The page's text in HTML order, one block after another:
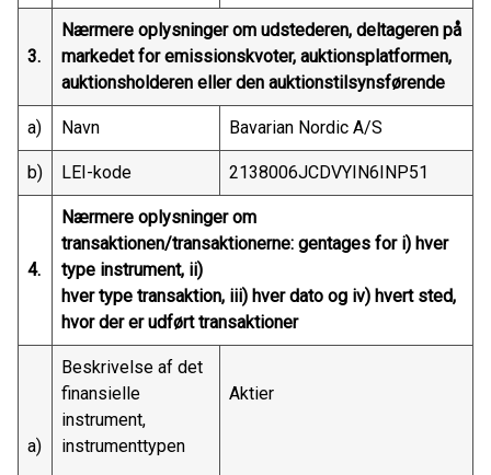
3.
Nærmere oplysninger om udstederen, deltageren på
markedet for emissionskvoter, auktionsplatformen,
auktionsholderen eller den auktionstilsynsførende
a) Navn Bavarian Nordic A/S
b) LEI-kode 2138006JCDVYIN6INP51
4.
Nærmere oplysninger om
transaktionen/transaktionerne: gentages for i) hver
type instrument, ii)
hver type transaktion, iii) hver dato og iv) hvert sted,
hvor der er udført transaktioner
a)
Beskrivelse af det
finansielle
instrument,
instrumenttypen
Aktier